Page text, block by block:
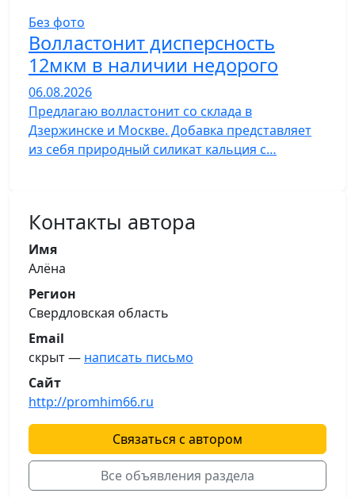
Без фото
Волластонит дисперсность
12мкм в наличии недорого
06.08.2026
Предлагаю волластонит со склада в
Дзержинске и Москве. Добавка представляет
из себя природный силикат кальция с…
Контакты автора
Имя
Алёна
Регион
Свердловская область
Email
скрыт — написать письмо
Сайт
http://promhim66.ru
Связаться с автором
Все объявления раздела